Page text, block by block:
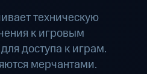
техническую
к игровым
доступа к играм.
мерчантами.